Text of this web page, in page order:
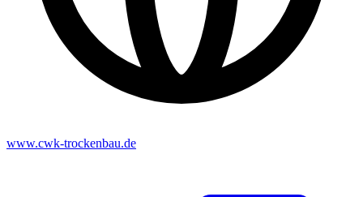
www.cwk-trockenbau.de